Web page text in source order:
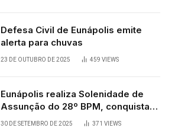
Defesa Civil de Eunápolis emite
alerta para chuvas
23 DE OUTUBRO DE 2025 459 VIEWS
Eunápolis realiza Solenidade de
Assunção do 28º BPM, conquista
viabilizada por articulação política
30 DE SETEMBRO DE 2025 371 VIEWS